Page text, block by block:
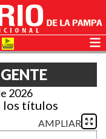
2026
los títulos
AMPLIAR